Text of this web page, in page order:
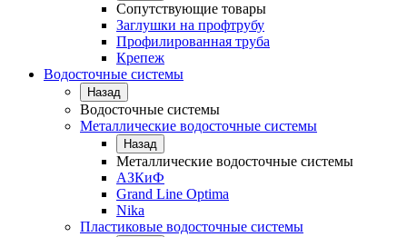
Сопутствующие товары
Заглушки на профтрубу
Профилированная труба
Крепеж
Водосточные системы
Назад
Водосточные системы
Металлические водосточные системы
Назад
Металлические водосточные системы
АЗКиФ
Grand Line Optima
Nika
Пластиковые водосточные системы